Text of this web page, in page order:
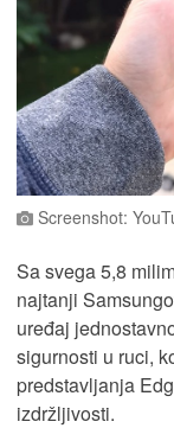
Screenshot:
Sa svega 5,8
najtanji
uređaj
sigurnosti u ruci,
predstavljanja
izdržljivosti.